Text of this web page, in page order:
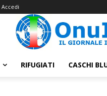
Accedi
RIFUGIATI CASCHI